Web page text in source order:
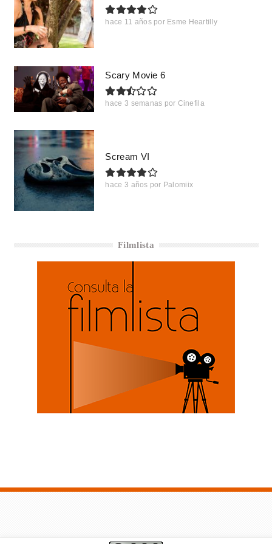
hace 11 años por Esme Heartilly
Scary Movie 6
hace 3 semanas por Cinefila
Scream VI
hace 3 años por Palomiix
Filmlista